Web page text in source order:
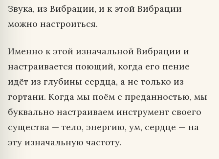
Звука, из Вибрации, и к этой Вибрации
можно настроиться.
Именно к этой изначальной Вибрации и
настраивается поющий, когда его пение
идёт из глубины сердца, а не только из
гортани. Когда мы поём с преданностью, мы
буквально настраиваем инструмент своего
существа — тело, энергию, ум, сердце — на
эту изначальную частоту.